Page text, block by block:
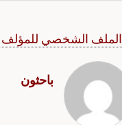
الملف الشخصي للمؤلف
باحثون